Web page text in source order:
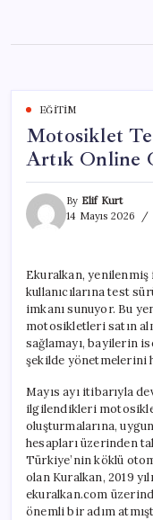
content
EĞITIM
Motosiklet
Artık Online
By Elif Kurt
14 Mayıs 2026
Ekuralkan,
kullanıcılarına test
imkanı sunuyor. Bu
motosikletleri satın
sağlamayı, bayilerin
şekilde yönetmelerini
Mayıs ayı itibarıyla
ilgilendikleri
oluşturmalarına,
hesapları üzerinden
Türkiye’nin köklü
olan Kuralkan, 2019
ekuralkan.com
önemli bir adım